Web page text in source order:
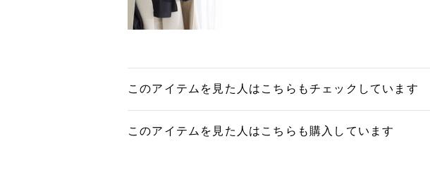
このアイテムを見た人はこちらもチェックしています
このアイテムを見た人はこちらも購入しています